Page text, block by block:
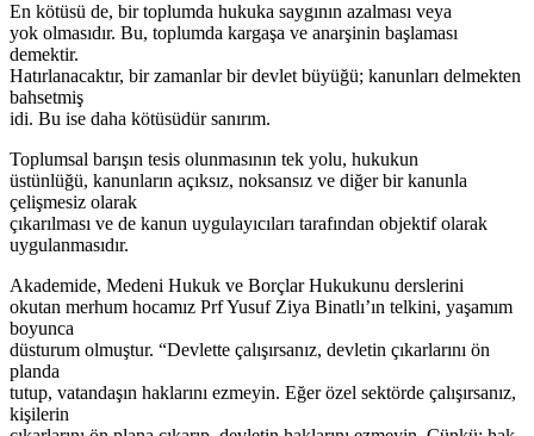
En kötüsü de, bir toplumda hukuka saygının azalması veya
yok olmasıdır. Bu, toplumda kargaşa ve anarşinin başlaması
demektir.
Hatırlanacaktır, bir zamanlar bir devlet büyüğü; kanunları delmekten
bahsetmiş
idi. Bu ise daha kötüsüdür sanırım.
Toplumsal barışın tesis olunmasının tek yolu, hukukun
üstünlüğü, kanunların açıksız, noksansız ve diğer bir kanunla
çelişmesiz olarak
çıkarılması ve de kanun uygulayıcıları tarafından objektif olarak
uygulanmasıdır.
Akademide, Medeni Hukuk ve Borçlar Hukukunu derslerini
okutan merhum hocamız Prf Yusuf Ziya Binatlı’ın telkini, yaşamım
boyunca
düsturum olmuştur. “Devlette çalışırsanız, devletin çıkarlarını ön
planda
tutup, vatandaşın haklarını ezmeyin. Eğer özel sektörde çalışırsanız,
kişilerin